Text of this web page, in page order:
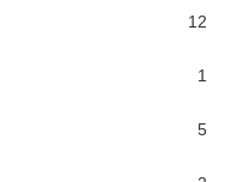
12
1
5